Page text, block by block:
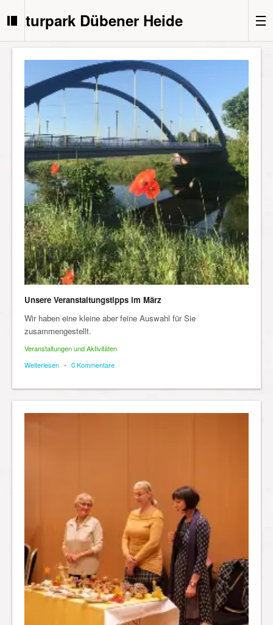
Naturpark Dübener Heide
Unsere Veranstaltungstipps im März
Wir haben eine kleine aber feine Auswahl für Sie
zusammengestellt.
Veranstaltungen und Aktivitäten
Weiterlesen • 0 Kommentare